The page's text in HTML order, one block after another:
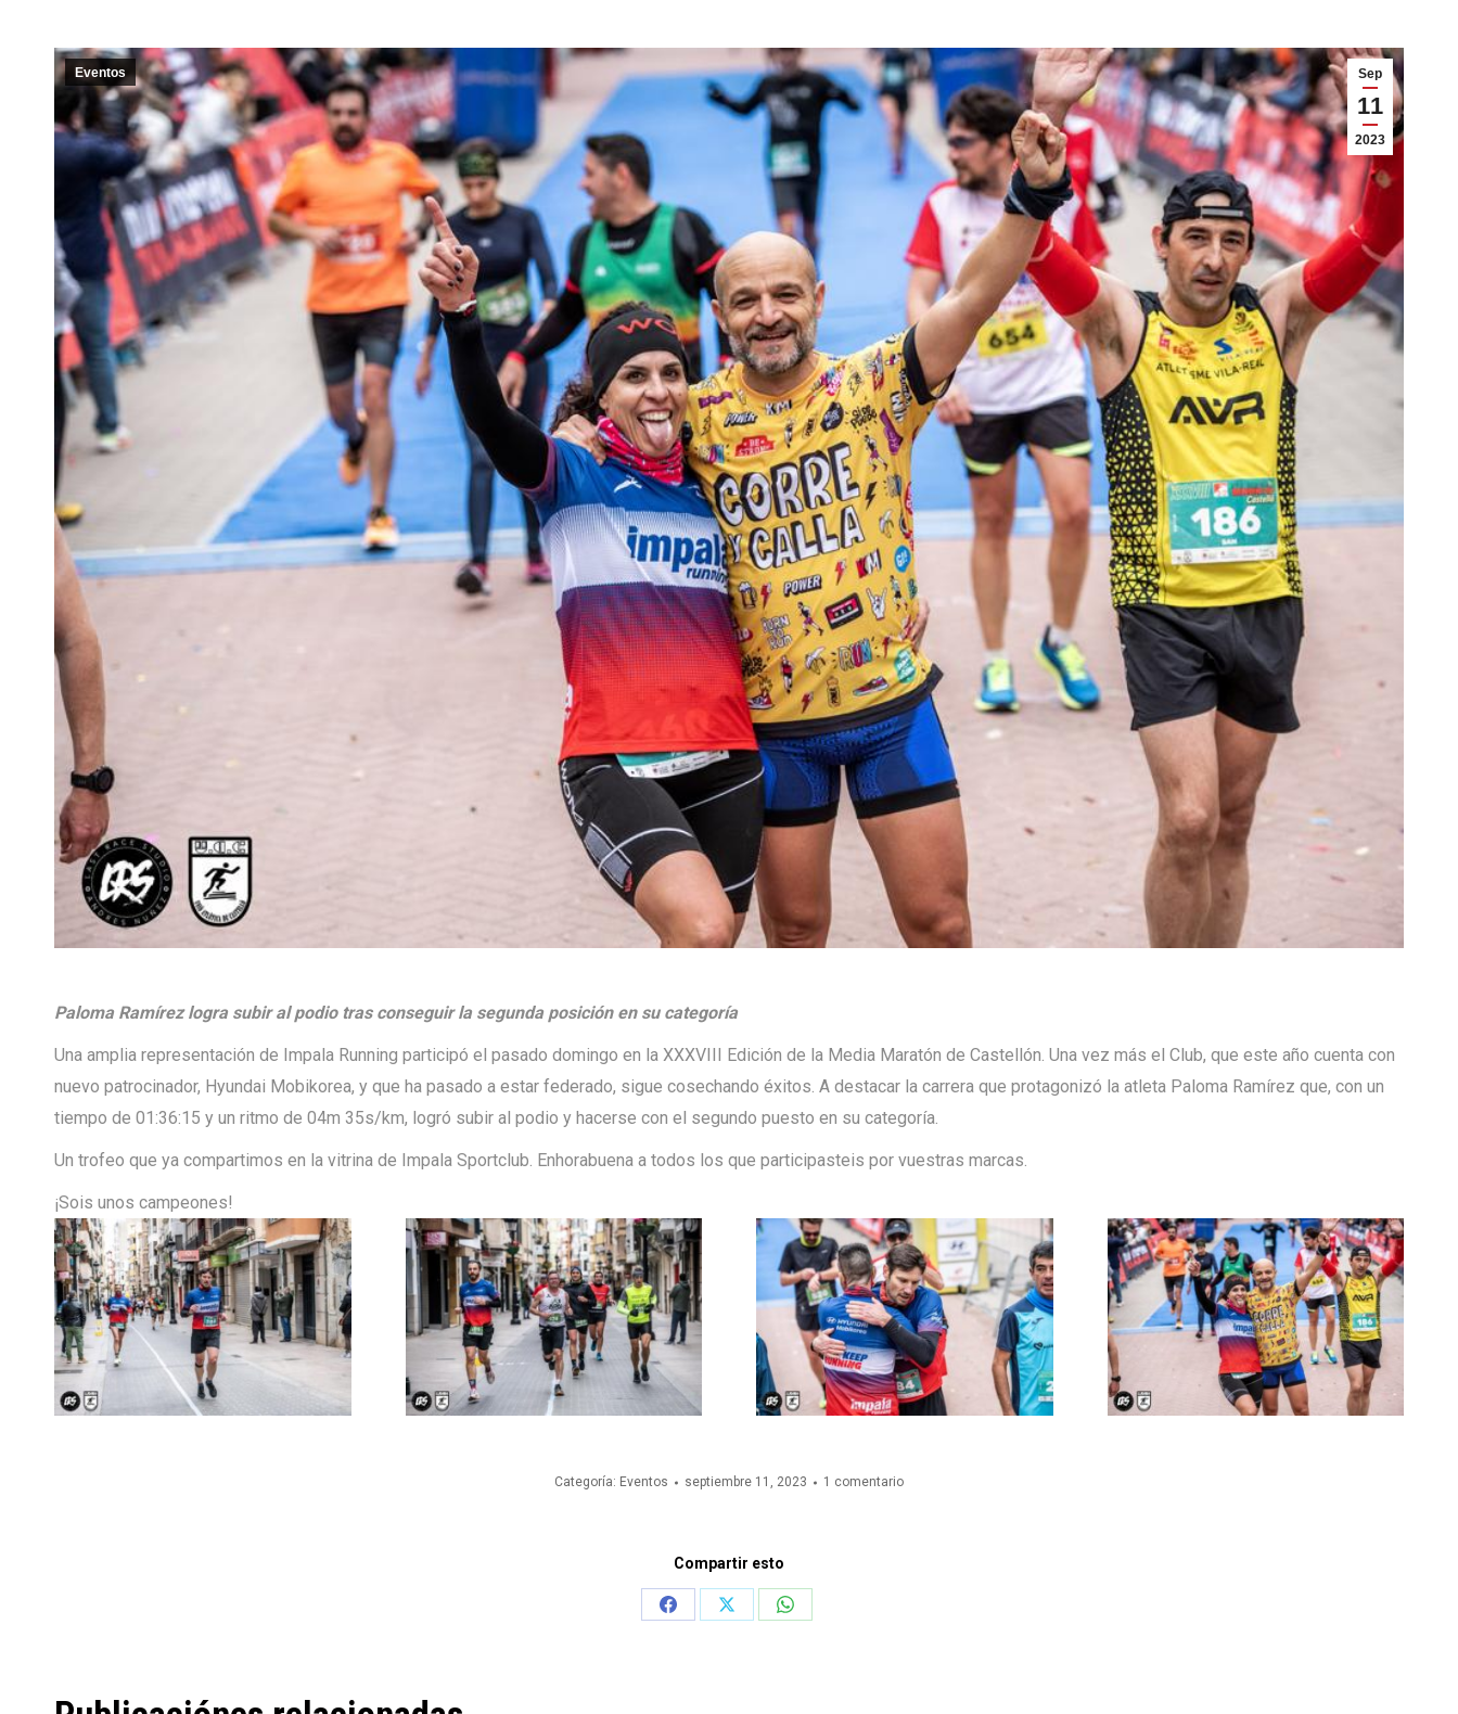
Sep
11
2023
Eventos
Paloma Ramírez logra subir al podio tras conseguir la segunda posición en su categoría
Una amplia representación de Impala Running participó el pasado domingo en la XXXVIII Edición de la Media Maratón de Castellón. Una vez más el Club, que este año cuenta con
nuevo patrocinador, Hyundai Mobikorea, y que ha pasado a estar federado, sigue cosechando éxitos. A destacar la carrera que protagonizó la atleta Paloma Ramírez que, con un
tiempo de 01:36:15 y un ritmo de 04m 35s/km, logró subir al podio y hacerse con el segundo puesto en su categoría.
Un trofeo que ya compartimos en la vitrina de Impala Sportclub. Enhorabuena a todos los que participasteis por vuestras marcas.
¡Sois unos campeones!
Categoría: Eventos septiembre 11, 2023 1 comentario
Compartir esto
Share
Share
Share